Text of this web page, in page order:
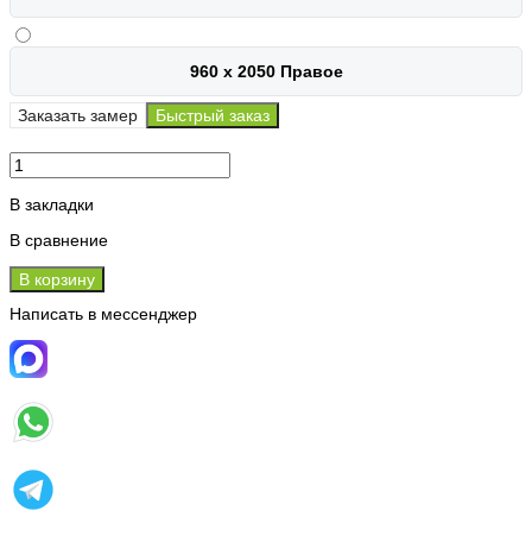
960 х 2050 Правое
Заказать замер Быстрый заказ
В закладки
В сравнение
В корзину
Написать в мессенджер